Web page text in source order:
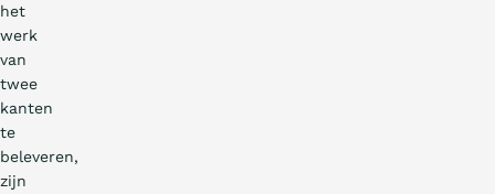
het
werk
van
twee
kanten
te
beleveren,
zijn